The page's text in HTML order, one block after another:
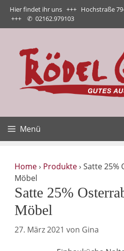
Zum
Inhalt
springen
Hier findet ihr uns +++ Hochstraße
+++ ✆ 02162.979103
Menü
Home › Produkte › Satte 25%
Möbel
Satte 25%
Möbel
27. März 2021 von Gina